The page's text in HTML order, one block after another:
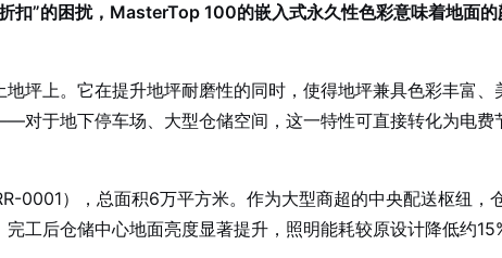
扣”的困扰，MasterTop 100的嵌入式永久性色彩意味着地面
坪上。它在提升地坪耐磨性的同时，使得地坪兼具色彩丰富
对于地下停车场、大型仓储空间，这一特性可直接转化为电
0001），总面积6万平方米。作为大型商超的中央配送枢纽，
工后仓储中心地面亮度显著提升，照明能耗较原设计降低约